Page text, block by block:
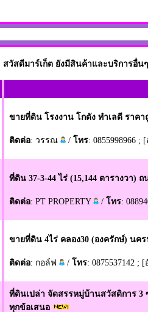
สวัสดีมาร์เก็ต ยังมีสินค้าและบริการอื่
ขายที่ดิน โรงงาน โกดัง ทำเลดี ราค
ติดต่อ: วรรณ / โทร: 0855998966 ;
ที่ดิน 37-3-44 ไร่ (15,144 ตารางวา)
ติดต่อ: PT PROPERTY / โทร:
ขายที่ดิน 4ไร่ คลอง30 (องครักษ์) นค
ติดต่อ: กอล์ฟ / โทร: 0875537142 ;
ที่ดินเปล่า จัดสรรหมู่บ้านสวัสดิการ 3
ทุกข้อเสนอ